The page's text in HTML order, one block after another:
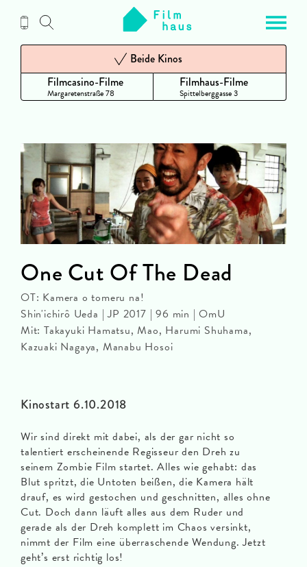
Inhalt
Filmcasino-Filme
Margaretenstraße 78
Beide Kinos
Filmhaus-Filme
Spittelberggasse 3
Kinostart 6.10.2018
Wir sind direkt mit dabei, als der gar nicht so
talentiert erscheinende Regisseur den Dreh zu
seinem Zombie Film startet. Alles wie gehabt: das
Blut spritzt, die Untoten beißen, die Kamera hält
drauf, es wird gestochen und geschnitten, alles ohne
Cut. Doch dann läuft alles aus dem Ruder und
gerade als der Dreh komplett im Chaos versinkt,
nimmt der Film eine überraschende Wendung. Jetzt
geht’s erst richtig los!
One Cut Of The Dead
OT: Kamera o tomeru na!
Shin'ichirô Ueda | JP 2017 | 96 min | OmU
Mit: Takayuki Hamatsu, Mao, Harumi Shuhama,
Kazuaki Nagaya, Manabu Hosoi